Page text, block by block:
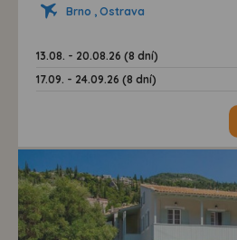
Brno , Ostrava
13.08. - 20.08.26 (8 dní)
17.09. - 24.09.26 (8 dní)